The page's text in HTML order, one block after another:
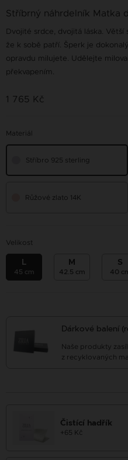
Stříbrný náhrdelník Matka
Dvojité srdce, dvojitá láska.
že k sobě patří. Šperk je
opravdu milujete. Udělejte
překvapením.
1 765 Kč
Materiál
Stříbro 925 sterling
Růžové zlato 14K
Velikost
L
45 cm
M
42.5 cm
S
40
Dárkové balení
Naše produkty
z recyklovaných
Čistící hadřík
+65 Kč